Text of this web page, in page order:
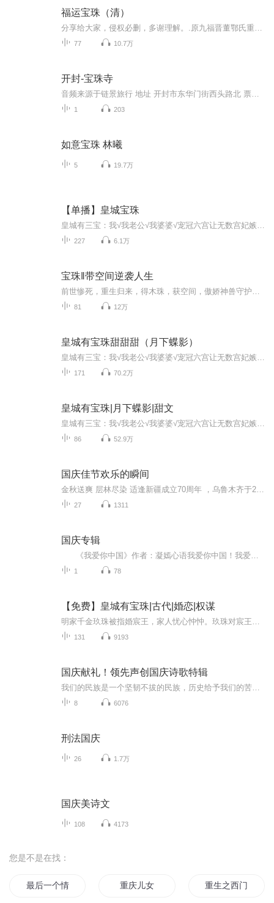
福运宝珠（清）
77 10.7万
开封-宝珠寺
1 203
如意宝珠 林曦
5 19.7万
【单播】皇城宝珠
227 6.1万
宝珠‖带空间逆袭人生
81 12万
皇城有宝珠甜甜甜（月下蝶影）
171 70.2万
皇城有宝珠|月下蝶影|甜文
86 52.9万
国庆佳节欢乐的瞬间
27 1311
国庆专辑
1 78
【免费】皇城有宝珠|古代|婚恋|权谋
131 9193
国庆献礼！领先声创国庆诗歌特辑
8 6076
刑法国庆
26 1.7万
国庆美诗文
108 4173
您是不是在找：
最后一个情人节 重庆儿女 重生之西门庆